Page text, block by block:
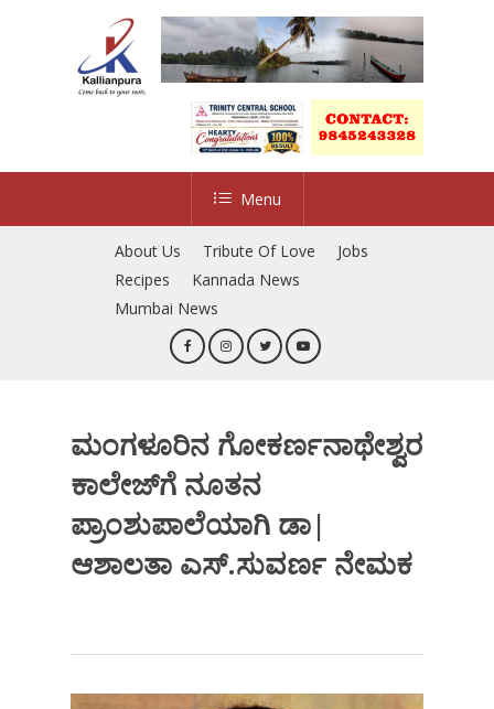
Menu
About Us Tribute Of Love
Jobs
Recipes
Kannada News
Mumbai News
ಮಂಗಳೂರಿನ ಗೋಕರ್ಣನಾಥೇಶ್ವರ
ಕಾಲೇಜ್‌ಗೆ ನೂತನ
ಪ್ರಾಂಶುಪಾಲೆಯಾಗಿ ಡಾ|
ಆಶಾಲತಾ ಎಸ್.ಸುವರ್ಣ ನೇಮಕ